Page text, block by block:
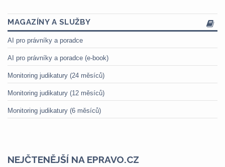
MAGAZÍNY A SLUŽBY
AI pro právníky a poradce
AI pro právníky a poradce (e-book)
Monitoring judikatury (24 měsíců)
Monitoring judikatury (12 měsíců)
Monitoring judikatury (6 měsíců)
NEJČTENĚJŠÍ NA EPRAVO.CZ